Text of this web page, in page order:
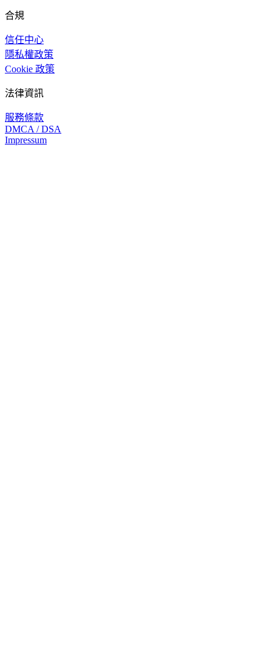
合規
信任中心
隱私權政策
Cookie 政策
法律資訊
服務條款
DMCA / DSA
Impressum